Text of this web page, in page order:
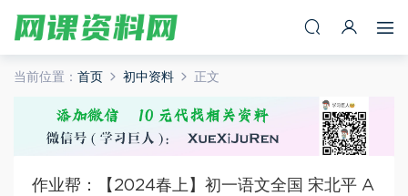
当前位置： 首页 初中资料 正文
作业帮：【2024春上】初一语文全国 宋北平 A